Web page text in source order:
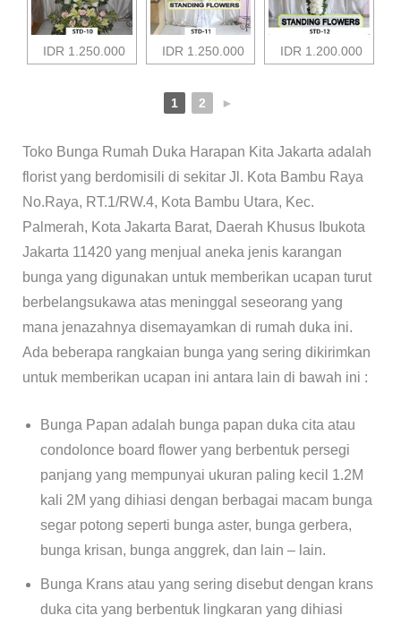
IDR 1.250.000 IDR 1.250.000 IDR 1.200.000
1 2 ►
Toko Bunga Rumah Duka Harapan Kita Jakarta adalah
florist yang berdomisili di sekitar Jl. Kota Bambu Raya
No.Raya, RT.1/RW.4, Kota Bambu Utara, Kec.
Palmerah, Kota Jakarta Barat, Daerah Khusus Ibukota
Jakarta 11420 yang menjual aneka jenis karangan
bunga yang digunakan untuk memberikan ucapan turut
berbelangsukawa atas meninggal seseorang yang
mana jenazahnya disemayamkan di rumah duka ini.
Ada beberapa rangkaian bunga yang sering dikirimkan
untuk memberikan ucapan ini antara lain di bawah ini :
Bunga Papan adalah bunga papan duka cita atau
condolonce board flower yang berbentuk persegi
panjang yang mempunyai ukuran paling kecil 1.2M
kali 2M yang dihiasi dengan berbagai macam bunga
segar potong seperti bunga aster, bunga gerbera,
bunga krisan, bunga anggrek, dan lain – lain.
Bunga Krans atau yang sering disebut dengan krans
duka cita yang berbentuk lingkaran yang dihiasi